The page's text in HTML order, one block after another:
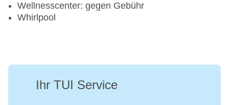
Wellnesscenter: gegen Gebühr
Whirlpool
Ihr TUI Service